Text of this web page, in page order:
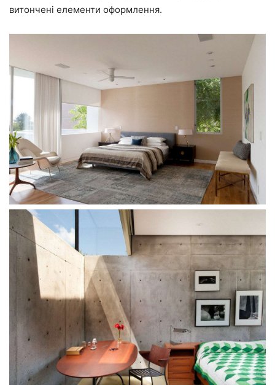
витончені елементи оформлення.